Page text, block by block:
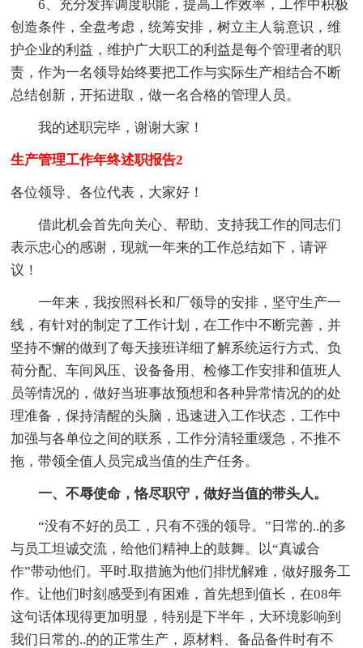
6、充分发挥调度职能，提高工作效率，工作中积极
创造条件，全盘考虑，统筹安排，树立主人翁意识，维
护企业的利益，维护广大职工的利益是每个管理者的职
责，作为一名领导始终要把工作与实际生产相结合不断
总结创新，开拓进取，做一名合格的管理人员。
我的述职完毕，谢谢大家！
生产管理工作年终述职报告2
各位领导、各位代表，大家好！
借此机会首先向关心、帮助、支持我工作的同志们
表示忠心的感谢，现就一年来的工作总结如下，请评
议！
一年来，我按照科长和厂领导的安排，坚守生产一
线，有针对的制定了工作计划，在工作中不断完善，并
坚持不懈的做到了每天接班详细了解系统运行方式、负
荷分配、车间风压、设备备用、检修工作安排和值班人
员等情况的，做好当班事故预想和各种异常情况的的处
理准备，保持清醒的头脑，迅速进入工作状态，工作中
加强与各单位之间的联系，工作分清轻重缓急，不推不
拖，带领全值人员完成当值的生产任务。
一、不辱使命，恪尽职守，做好当值的带头人。
“没有不好的员工，只有不强的领导。”日常的..的多
与员工坦诚交流，给他们精神上的鼓舞。以“真诚合
作”带动他们。平时.取措施为他们排忧解难，做好服务工
作。让他们时刻感受到有困难，首先想到值长，在08年
这句话体现得更加明显，特别是下半年，大环境影响到
我们日常的..的的正常生产，原材料、备品备件时有不